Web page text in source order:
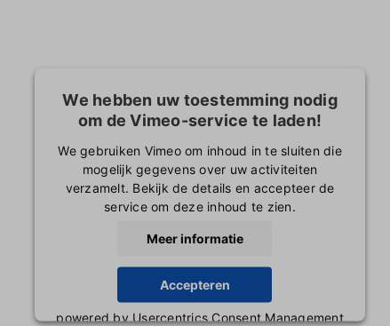
We hebben uw toestemming nodig
om de Vimeo-service te laden!
We gebruiken Vimeo om inhoud in te sluiten die
mogelijk gegevens over uw activiteiten
verzamelt. Bekijk de details en accepteer de
service om deze inhoud te zien.
Meer informatie
Accepteren
powered by Usercentrics Consent Management